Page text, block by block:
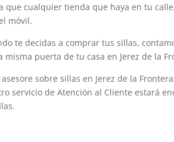
que cualquier tienda que haya en tu
móvil.
te decidas a comprar tus sillas,
puerta de tu casa en Jerez de la
sobre sillas en Jerez de la
servicio de Atención al Cliente estará